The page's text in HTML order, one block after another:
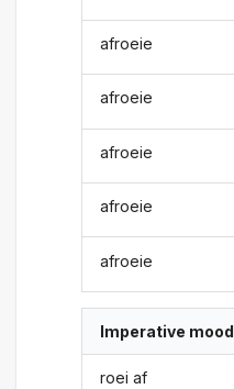
afroeie
afroeie
afroeie
afroeie
afroeie
Imperative mood
roei af